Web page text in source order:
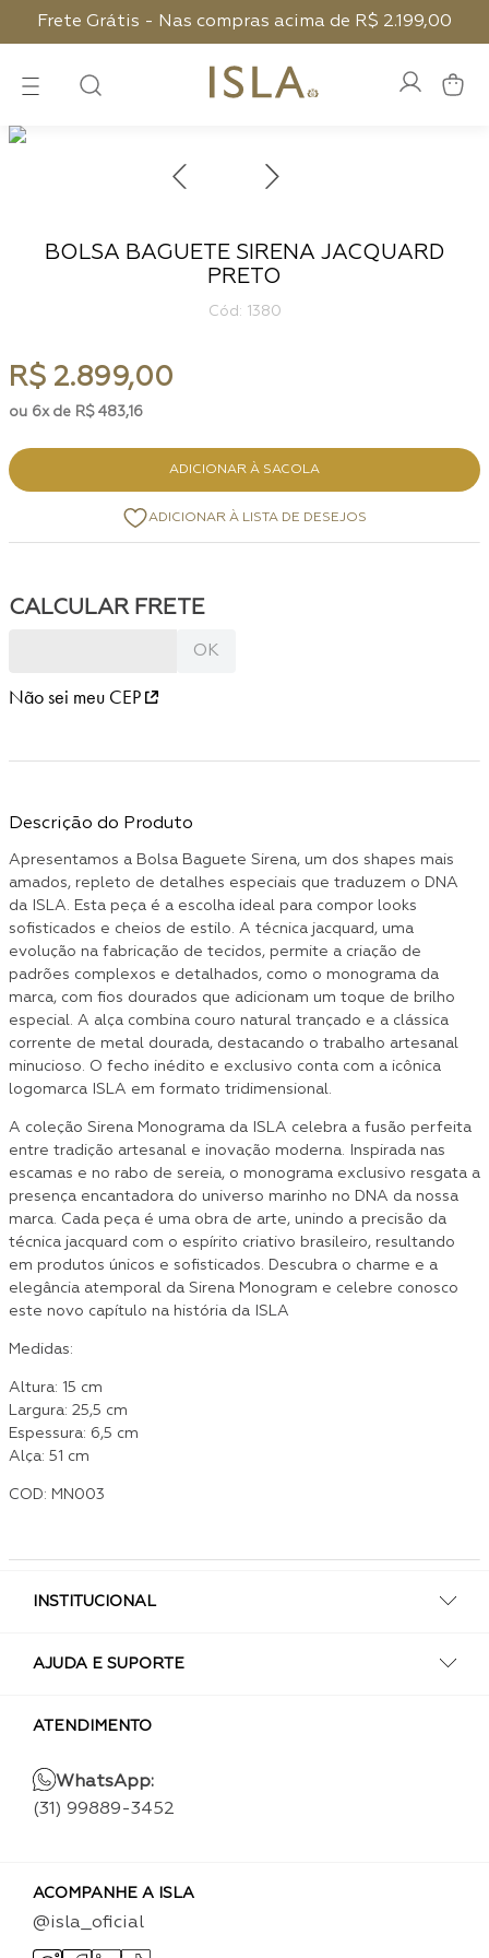
Frete Grátis - Nas compras acima de R$ 2.199,00
BOLSA BAGUETE SIRENA JACQUARD
PRETO
: 1380
R$ 2.899,00
6 R$ 483,16
ADICIONAR À SACOLA
Não sei meu CEP
Descrição do Produto
Apresentamos a Bolsa Baguete Sirena, um dos shapes mais
amados, repleto de detalhes especiais que traduzem o DNA
da ISLA. Esta peça é a escolha ideal para compor looks
sofisticados e cheios de estilo. A técnica jacquard, uma
evolução na fabricação de tecidos, permite a criação de
padrões complexos e detalhados, como o monograma da
marca, com fios dourados que adicionam um toque de brilho
especial. A alça combina couro natural trançado e a clássica
corrente de metal dourada, destacando o trabalho artesanal
minucioso. O fecho inédito e exclusivo conta com a icônica
logomarca ISLA em formato tridimensional.
A coleção Sirena Monograma da ISLA celebra a fusão perfeita
entre tradição artesanal e inovação moderna. Inspirada nas
escamas e no rabo de sereia, o monograma exclusivo resgata a
presença encantadora do universo marinho no DNA da nossa
marca. Cada peça é uma obra de arte, unindo a precisão da
técnica jacquard com o espírito criativo brasileiro, resultando
em produtos únicos e sofisticados. Descubra o charme e a
elegância atemporal da Sirena Monogram e celebre conosco
este novo capítulo na história da ISLA
Medidas:
Altura: 15 cm
Largura: 25,5 cm
Espessura: 6,5 cm
Alça: 51 cm
COD: MN003
INSTITUCIONAL
AJUDA E SUPORTE
ATENDIMENTO
WhatsApp:
(31) 99889-3452
ACOMPANHE A ISLA
@isla_oficial